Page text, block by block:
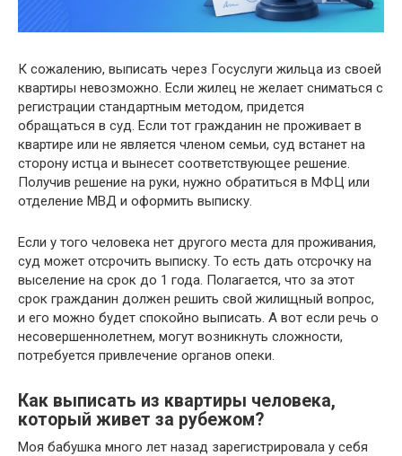
К сожалению, выписать через Госуслуги жильца из своей
квартиры невозможно. Если жилец не желает сниматься с
регистрации стандартным методом, придется
обращаться в суд. Если тот гражданин не проживает в
квартире или не является членом семьи, суд встанет на
сторону истца и вынесет соответствующее решение.
Получив решение на руки, нужно обратиться в МФЦ или
отделение МВД и оформить выписку.
Если у того человека нет другого места для проживания,
суд может отсрочить выписку. То есть дать отсрочку на
выселение на срок до 1 года. Полагается, что за этот
срок гражданин должен решить свой жилищный вопрос,
и его можно будет спокойно выписать. А вот если речь о
несовершеннолетнем, могут возникнуть сложности,
потребуется привлечение органов опеки.
Как выписать из квартиры человека,
который живет за рубежом?
Моя бабушка много лет назад зарегистрировала у себя